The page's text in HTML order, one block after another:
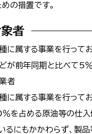
の措置です。
者
に属する事業を行って
どが前年同期と比べて5
者
に属する事業を行って
を占める原油等の仕
るにもかかわらず、製